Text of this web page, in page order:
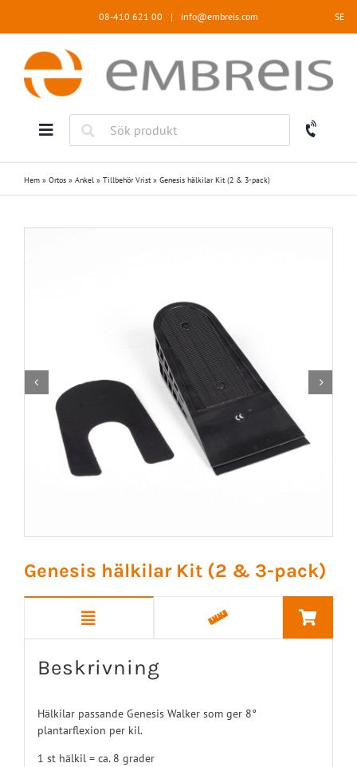
08-410 621 00 | info@embreis.com SE
Hem » Ortos » Ankel » Tillbehör Vrist» Genesis hälkilar Kit (2 & 3-pack)
 
Genesis hälkilar Kit (2 & 3-pack)
Beskrivning
Hälkilar passande Genesis Walker som ger 8°
plantarflexion per kil.
1 st hälkil = ca. 8 grader